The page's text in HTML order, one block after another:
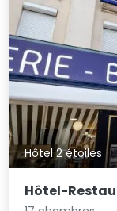
Hôtel 2 étoiles
Hôtel-